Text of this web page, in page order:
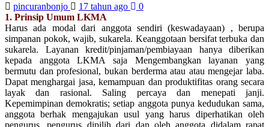
pincuranbonjo 17 tahun ago
0
1. Prinsip Umum LKMA
Harus ada modal dari anggota sendiri (keswadayaan) , berupa
simpanan pokok, wajib, sukarela. Keanggotaan bersifat terbuka dan
sukarela. Layanan kredit/pinjaman/pembiayaan hanya diberikan
kepada anggota LKMA saja Mengembangkan layanan yang
bermutu dan profesional, bukan berderma atau atau mengejar laba.
Dapat menghargai jasa, kemampuan dan produktifitas orang secara
layak dan rasional. Saling percaya dan menepati janji.
Kepemimpinan demokratis; setiap anggota punya kedudukan sama,
anggota berhak mengajukan usul yang harus diperhatikan oleh
pengurus, pengurus dipilih dari dan oleh anggota didalam rapat